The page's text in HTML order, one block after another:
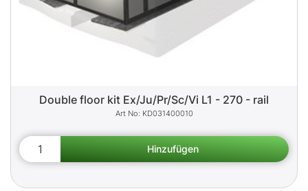
Double floor kit Ex/Ju/Pr/Sc/Vi L1 - 270 - rail
KD031400010